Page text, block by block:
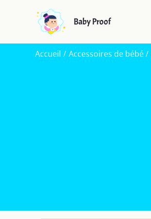
Baby Proof
Accueil Accessoires de bébé